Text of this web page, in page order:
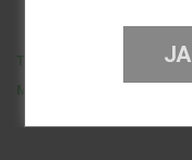
JA
Telefoon
0251 839 447